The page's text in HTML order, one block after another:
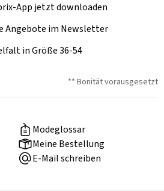
App jetzt downloaden
Angebote im Newsletter
in Größe 36-54
** Bonität vorausgesetzt
Modeglossar
Meine Bestellung
E-Mail schreiben